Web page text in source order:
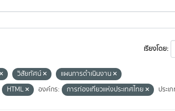
เรียงโดย
วิสัยทัศน์
แผนการดำเนินงาน
HTML องค์กร: การท่องเที่ยวแห่งประเทศไทย ประเ